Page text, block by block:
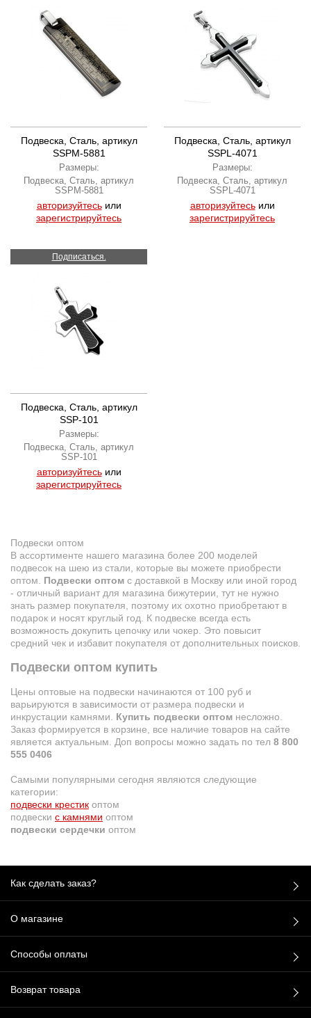
Подвеска, Сталь, артикул
SSPM-5881
Размеры:
Подвеска, Сталь, артикул
SSPM-5881
авторизуйтесьили
зарегистрируйтесь
Подвеска, Сталь, артикул
SSPL-4071
Размеры:
Подвеска, Сталь, артикул
SSPL-4071
авторизуйтесьили
зарегистрируйтесь
Подписаться.
Подвеска, Сталь, артикул
SSP-101
Размеры:
Подвеска, Сталь, артикул
SSP-101
авторизуйтесьили
зарегистрируйтесь
Подвески оптом
В ассортименте нашего магазина более 200 моделей
подвесок на шею из стали, которые вы можете приобрести
оптом. Подвески оптом с доставкой в Москву или иной город
- отличный вариант для магазина бижутерии, тут не нужно
знать размер покупателя, поэтому их охотно приобретают в
подарок и носят круглый год. К подвеске всегда есть
возможность докупить цепочку или чокер. Это повысит
средний чек и избавит покупателя от дополнительных поисков.
Подвески оптом купить
Цены оптовые на подвески начинаются от 100 руб и
варьируются в зависимости от размера подвески и
инкрустации камнями. Купить подвески оптом несложно.
Заказ формируется в корзине, все наличие товаров на сайте
является актуальным. Доп вопросы можно задать по тел 8 800
555 0406
Самыми популярными сегодня являются следующие
категории:
подвески крестик оптом
подвески с камнями оптом
подвески сердечки оптом
Как сделать заказ?
О магазине
Способы оплаты
Возврат товара